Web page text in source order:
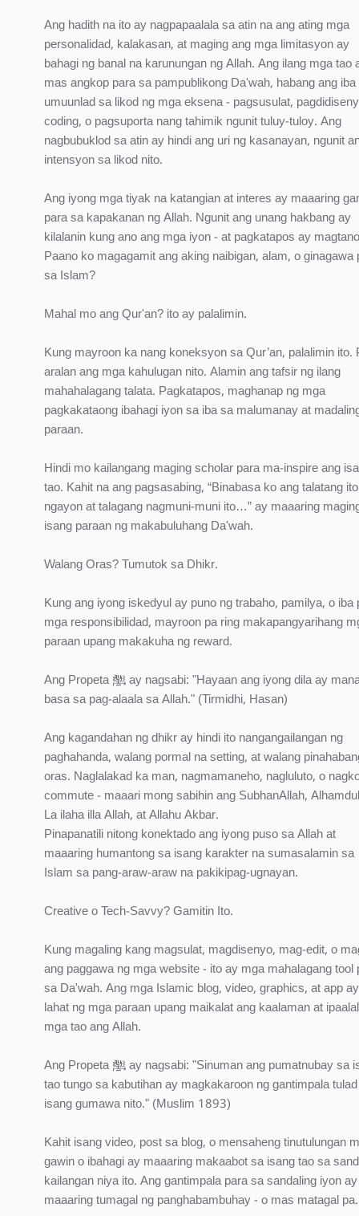
Ang hadith na ito ay nagpapaalala sa atin na ang ating mga
personalidad, kalakasan, at maging ang mga limitasyon ay
bahagi ng banal na karunungan ng Allah. Ang ilang mga tao
mas angkop para sa pampublikong Da'wah, habang ang
umuunlad sa likod ng mga eksena - pagsusulat,
coding, o pagsuporta nang tahimik ngunit tuluy-tuloy. Ang
nagbubuklod sa atin ay hindi ang uri ng kasanayan, ngunit
intensyon sa likod nito.
Ang iyong mga tiyak na katangian at interes ay maaaring
para sa kapakanan ng Allah. Ngunit ang unang hakbang ay
kilalanin kung ano ang mga iyon - at pagkatapos ay
Paano ko magagamit ang aking naibigan, alam, o ginagawa
sa Islam?
Mahal mo ang Qur'an? ito ay palalimin.
Kung mayroon ka nang koneksyon sa Qur’an, palalimin ito.
aralan ang mga kahulugan nito. Alamin ang tafsir ng ilang
mahahalagang talata. Pagkatapos, maghanap ng mga
pagkakataong ibahagi iyon sa iba sa malumanay at
paraan.
Hindi mo kailangang maging scholar para ma-inspire ang
tao. Kahit na ang pagsasabing, “Binabasa ko ang talatang ito
ngayon at talagang nagmuni-muni ito…” ay maaaring
isang paraan ng makabuluhang Da'wah.
Walang Oras? Tumutok sa Dhikr.
Kung ang iyong iskedyul ay puno ng trabaho, pamilya, o iba
mga responsibilidad, mayroon pa ring makapangyarihang
paraan upang makakuha ng reward.
Ang Propeta ﷺ ay nagsabi: "Hayaan ang iyong dila ay manatiling
basa sa pag-alaala sa Allah." (Tirmidhi, Hasan)
Ang kagandahan ng dhikr ay hindi ito nangangailangan ng
paghahanda, walang pormal na setting, at walang
oras. Naglalakad ka man, nagmamaneho, nagluluto, o
commute - maaari mong sabihin ang SubhanAllah,
La ilaha illa Allah, at Allahu Akbar.
Pinapanatili nitong konektado ang iyong puso sa Allah at
maaaring humantong sa isang karakter na sumasalamin sa
Islam sa pang-araw-araw na pakikipag-ugnayan.
Creative o Tech-Savvy? Gamitin Ito.
Kung magaling kang magsulat, magdisenyo, mag-edit, o
ang paggawa ng mga website - ito ay mga mahalagang tool
sa Da'wah. Ang mga Islamic blog, video, graphics, at app ay
lahat ng mga paraan upang maikalat ang kaalaman at
mga tao ang Allah.
Ang Propeta ﷺ ay nagsabi: "Sinuman ang pumatnubay sa isang
tao tungo sa kabutihan ay magkakaroon ng gantimpala
isang gumawa nito." (Muslim 1893)
Kahit isang video, post sa blog, o mensaheng tinutulungan
gawin o ibahagi ay maaaring makaabot sa isang tao sa
kailangan niya ito. Ang gantimpala para sa sandaling iyon ay
maaaring tumagal ng panghabambuhay - o mas matagal pa.